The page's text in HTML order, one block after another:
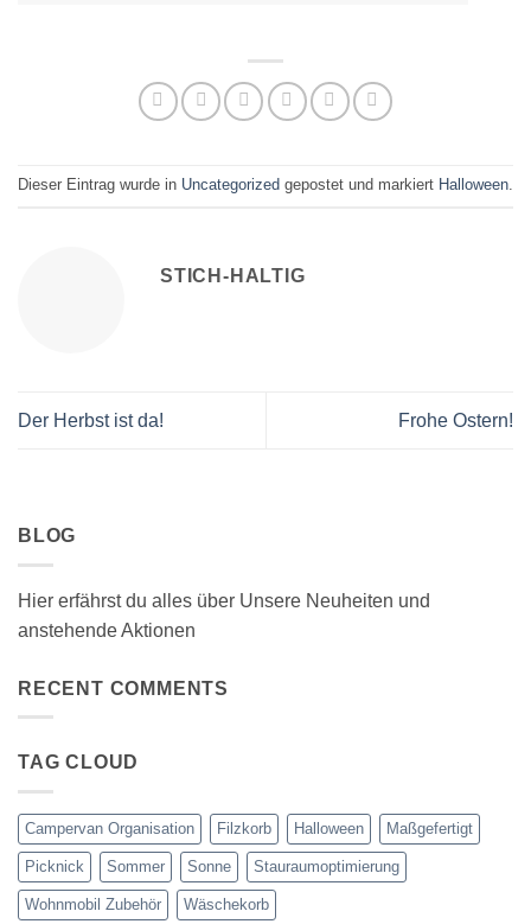
Dieser Eintrag wurde in Uncategorized gepostet und markiert Halloween.
STICH-HALTIG
Der Herbst ist da! Frohe Ostern!
BLOG
Hier erfährst du alles über Unsere Neuheiten und
anstehende Aktionen
RECENT COMMENTS
TAG CLOUD
Campervan Organisation Filzkorb Halloween Maßgefertigt
Picknick Sommer Sonne Stauraumoptimierung
Wohnmobil Zubehör Wäschekorb